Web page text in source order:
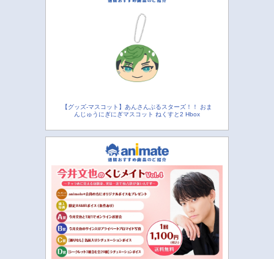
【グッズ-マスコット】あんさんぶるスターズ！！ おま
んじゅうにぎにぎマスコット ねくすと2 Hbox